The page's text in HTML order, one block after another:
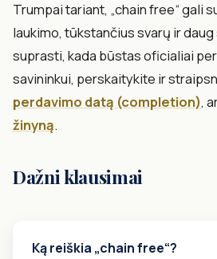
Trumpai tariant, „chain free“ gali
laukimo, tūkstančius svarų ir
suprasti, kada būstas oficialiai
savininkui, perskaitykite ir
perdavimo datą (completion),
žinyną.
Dažni klausimai
Ką reiškia „chain free“?